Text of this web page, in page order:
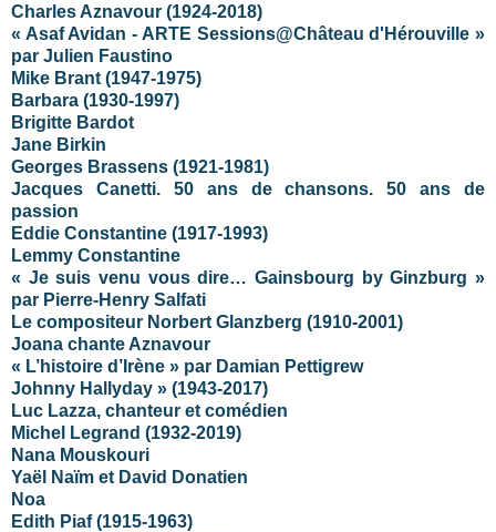
Charles Aznavour (1924-2018)
« Asaf Avidan - ARTE Sessions@Château d'Hérouville »
par Julien Faustino
Mike Brant (1947-1975)
Barbara (1930-1997)
Brigitte Bardot
Jane Birkin
Georges Brassens (1921-1981)
Jacques Canetti. 50 ans de chansons. 50 ans de
passion
Eddie Constantine (1917-1993)
Lemmy Constantine
« Je suis venu vous dire… Gainsbourg by Ginzburg »
par Pierre-Henry Salfati
Le compositeur Norbert Glanzberg (1910-2001)
Joana chante Aznavour
« L’histoire d’Irène » par Damian Pettigrew
Johnny Hallyday » (1943-2017)
Luc Lazza, chanteur et comédien
Michel Legrand (1932-2019)
Nana Mouskouri
Yaël Naïm et David Donatien
Noa
Edith Piaf (1915-1963)